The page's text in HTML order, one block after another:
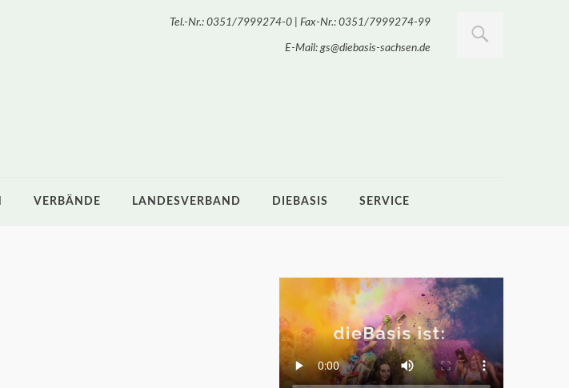
Tel.-Nr.: 0351/7999274-0 | Fax-Nr.: 0351/7999274-99
E-Mail: gs@diebasis-sachsen.de
VERBÄNDE LANDESVERBAND DIEBASIS SERVICE